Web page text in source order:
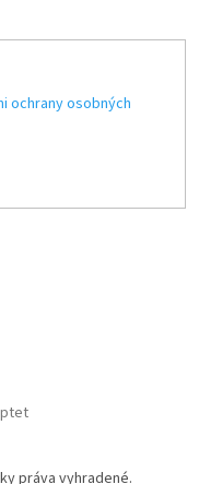
ochrany osobných
práva vyhradené.